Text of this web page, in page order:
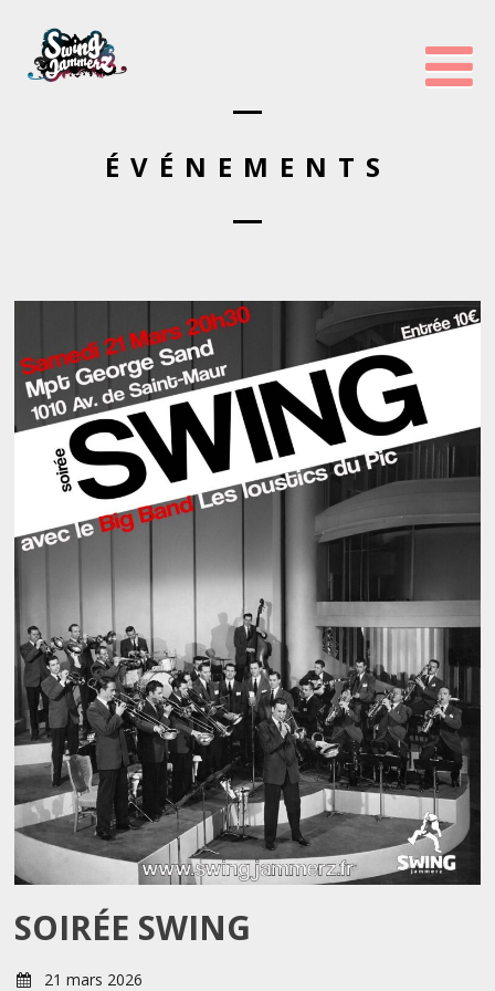
ÉVÉNEMENTS
SOIRÉE SWING
21 mars 2026